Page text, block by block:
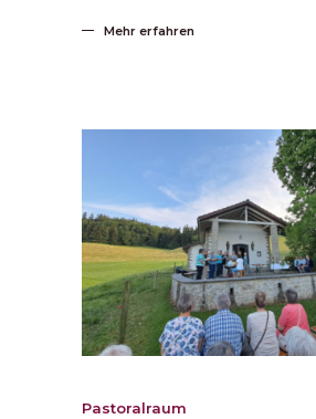
Mehr erfahren
Pastoralraum